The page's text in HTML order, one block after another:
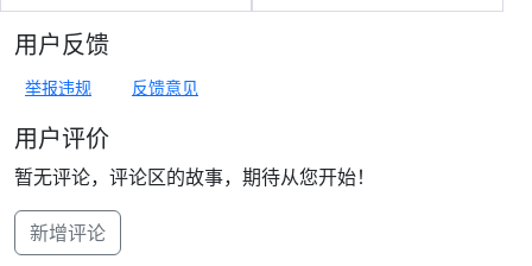
用户反馈
举报违规 反馈意见
用户评价
暂无评论，评论区的故事，期待从您开始！
新增评论